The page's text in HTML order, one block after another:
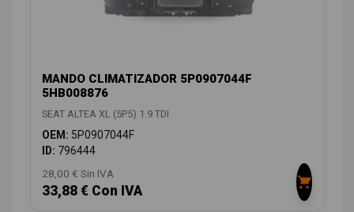
MANDO CLIMATIZADOR 5P0907044F
5HB008876
SEAT ALTEA XL (5P5) 1.9 TDI
OEM: 5P0907044F
ID: 796444
28,00 € Sin IVA
33,88 € Con IVA